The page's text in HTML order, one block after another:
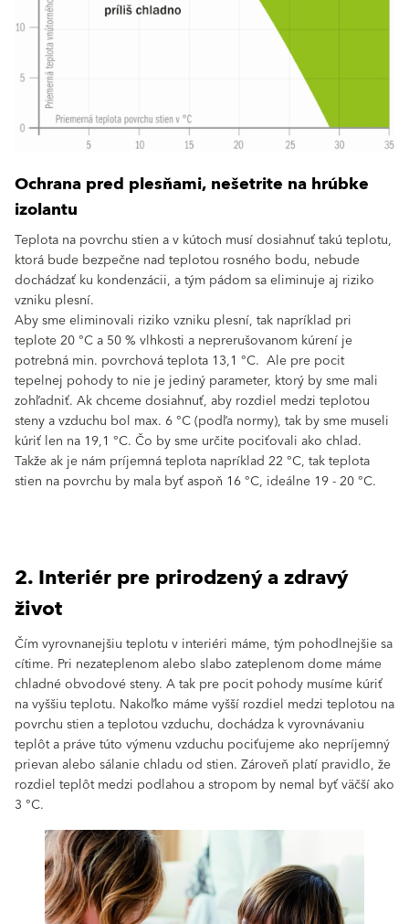
Ochrana pred plesňami, nešetrite na hrúbke
izolantu
Teplota na povrchu stien a v kútoch musí dosiahnuť takú teplotu,
ktorá bude bezpečne nad teplotou rosného bodu, nebude
dochádzať ku kondenzácii, a tým pádom sa eliminuje aj riziko
vzniku plesní.
Aby sme eliminovali riziko vzniku plesní, tak napríklad pri
teplote 20 °C a 50 % vlhkosti a neprerušovanom kúrení je
potrebná min. povrchová teplota 13,1 °C. Ale pre pocit
tepelnej pohody to nie je jediný parameter, ktorý by sme mali
zohľadniť. Ak chceme dosiahnuť, aby rozdiel medzi teplotou
steny a vzduchu bol max. 6 °C (podľa normy), tak by sme museli
kúriť len na 19,1 °C. Čo by sme určite pociťovali ako chlad.
Takže ak je nám príjemná teplota napríklad 22 °C, tak teplota
stien na povrchu by mala byť aspoň 16 °C, ideálne 19 - 20 °C.
2. Interiér pre prirodzený a zdravý
život
Čím vyrovnanejšiu teplotu v interiéri máme, tým pohodlnejšie sa
cítime. Pri nezateplenom alebo slabo zateplenom dome máme
chladné obvodové steny. A tak pre pocit pohody musíme kúriť
na vyššiu teplotu. Nakoľko máme vyšší rozdiel medzi teplotou na
povrchu stien a teplotou vzduchu, dochádza k vyrovnávaniu
teplôt a práve túto výmenu vzduchu pociťujeme ako nepríjemný
prievan alebo sálanie chladu od stien. Zároveň platí pravidlo, že
rozdiel teplôt medzi podlahou a stropom by nemal byť väčší ako
3 °C.